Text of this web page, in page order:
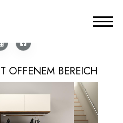
OFFENEM BEREICH